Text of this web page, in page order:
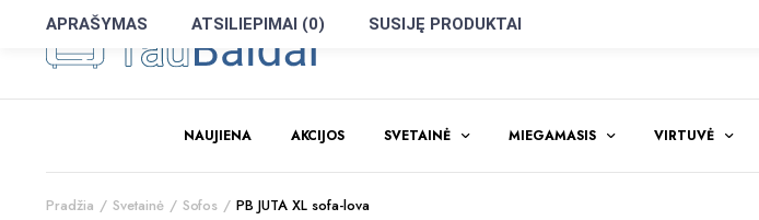
NAUJIENA AKCIJOS SVETAINĖ MIEGAMASIS VIRTUVĖ
Pradžia Svetainė Sofos PB JUTA XL sofa-lova
APRAŠYMAS ATSILIEPIMAI (0) SUSIJĘ PRODUKTAI